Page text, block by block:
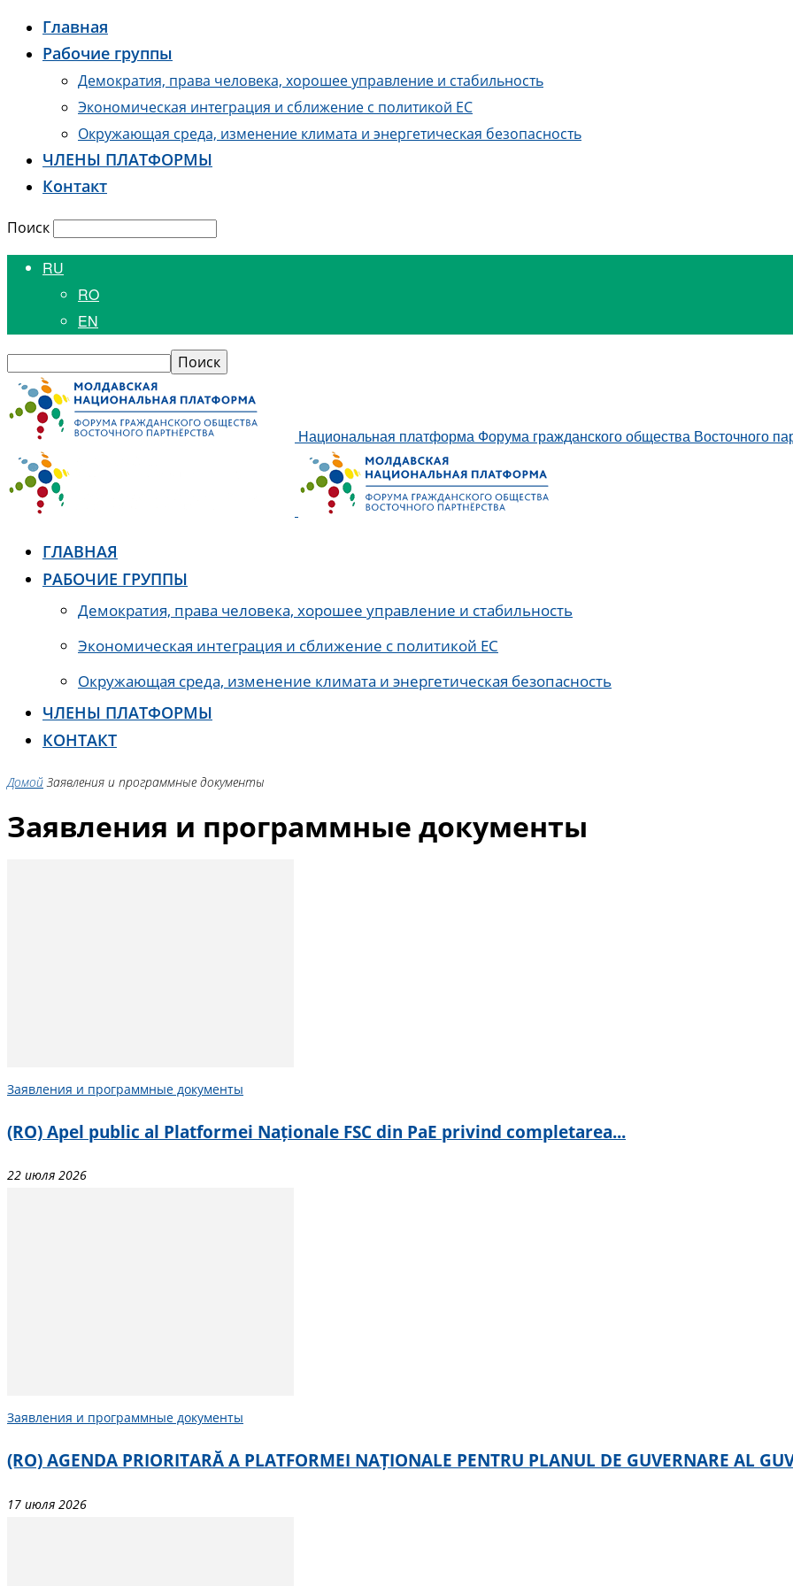
Главная
Рабочие группы
Демократия, права человека, хорошее управление и стабильность
Экономическая интеграция и сближение с политикой ЕС
Окружающая среда, изменение климата и энергетическая безопасность
ЧЛЕНЫ ПЛАТФОРМЫ
Контакт
Поиск
RU
RO
EN
Национальная платформа Форума гражданского общества Восточного
ГЛАВНАЯ
РАБОЧИЕ ГРУППЫ
Демократия, права человека, хорошее управление и стабильность
Экономическая интеграция и сближение с политикой ЕС
Окружающая среда, изменение климата и энергетическая безопасность
ЧЛЕНЫ ПЛАТФОРМЫ
КОНТАКТ
Домой Заявления и программные документы
Заявления и программные документы
Заявления и программные документы
(RO) Apel public al Platformei Naționale FSC din PaE privind completarea...
22 июля 2026
Заявления и программные документы
(RO) AGENDA PRIORITARĂ A PLATFORMEI NAȚIONALE PENTRU PLANUL DE GUVERNARE AL
17 июля 2026